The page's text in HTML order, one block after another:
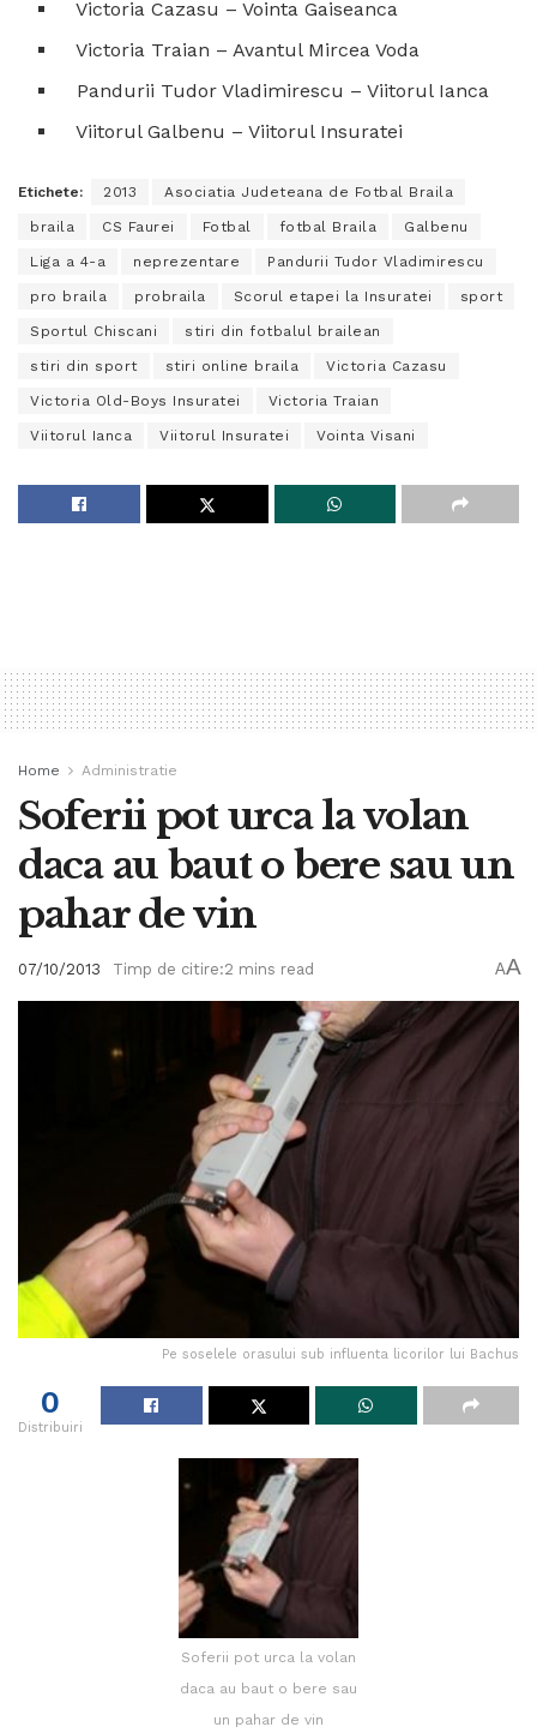
Victoria Cazasu – Vointa Gaiseanca
Victoria Traian – Avantul Mircea Voda
Pandurii Tudor Vladimirescu – Viitorul Ianca
Viitorul Galbenu – Viitorul Insuratei
Etichete: 2013 Asociatia Judeteana de Fotbal Braila
braila CS Faurei Fotbal fotbal Braila Galbenu
Liga a 4-a neprezentare Pandurii Tudor Vladimirescu
pro braila probraila Scorul etapei la Insuratei sport
Sportul Chiscani stiri din fotbalul brailean
stiri din sport stiri online braila Victoria Cazasu
Victoria Old-Boys Insuratei Victoria Traian
Viitorul Ianca Viitorul Insuratei Vointa Visani
Home Administratie
Soferii pot urca la volan
daca au baut o bere sau un
pahar de vin
07/10/2013 Timp de citire:2 mins read AA
Pe soselele orasului sub influenta licorilor lui Bachus
0
Distribuiri
Soferii pot urca la volan
daca au baut o bere sau
un pahar de vin